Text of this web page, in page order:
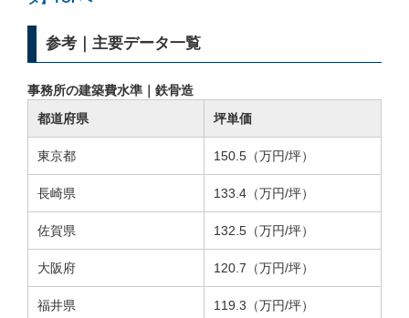
参考｜主要データ一覧
事務所の建築費水準｜鉄骨造
都道府県
坪単価
東京都 150.5（万円/坪）
長崎県 133.4（万円/坪）
佐賀県 132.5（万円/坪）
大阪府 120.7（万円/坪）
福井県 119.3（万円/坪）